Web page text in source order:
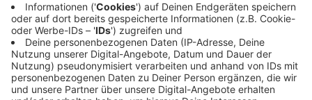
Klärwerks in Borken festgestellt, dass der Ammonium-
Wert im Wasser viel zu hoch war. Die Bezirksregierung
löste vorsorglich Umweltalarm aus. In der Bocholter
Aa blieben die Messwerte aber zum Glück im Rahmen.
Ammonium entsteht zum Beispiel, wenn Pflanzen
verrotten, es kommt aber auch in Düngemitteln und